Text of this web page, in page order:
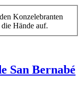
Konzelebranten
Hände auf.
San Bernabé